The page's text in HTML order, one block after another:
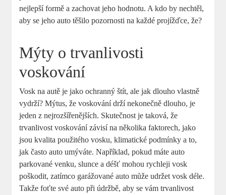
nejlepší formě a zachovat jeho hodnotu. A kdo by nechtěl,
aby se jeho auto těšilo pozornosti ​na každé projížďce, že?
Mýty o trvanlivosti
voskování
Vosk na autě je jako ochranný štít, ale ⁣jak dlouho vlastně
vydrží? Mýtus, že voskování drží nekonečně dlouho, je
jeden z nejrozšířenějších. Skutečnost je taková, že
trvanlivost voskování závisí na několika faktorech, ‍jako
‌jsou kvalita použitého vosku, klimatické podmínky a to,
jak často auto umýváte. Například, pokud máte‍ auto
parkované venku, slunce a déšť mohou rychleji‍ vosk
poškodit, zatímco‍ garážované auto může udržet vosk déle.
Takže⁣ foťte své auto při údržbě, aby se vám trvanlivost